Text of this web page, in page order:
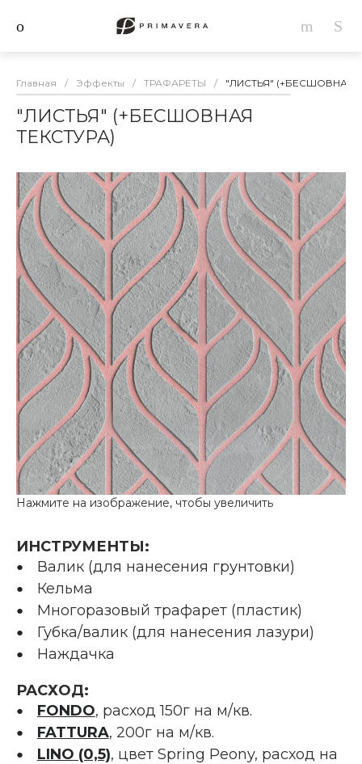
Главная / Эффекты / ТРАФАРЕТЫ / "ЛИСТЬЯ" (+БЕСШОВНАЯ
"ЛИСТЬЯ" (+БЕСШОВНАЯ
ТЕКСТУРА)
ИНСТРУМЕНТЫ:
Валик (для нанесения грунтовки)
Кельма
Многоразовый трафарет (пластик)
Губка/валик (для нанесения лазури)
Наждачка
РАСХОД:
FONDO, расход 150г на м/кв.
FATTURA, 200г на м/кв.
LINO (0,5), цвет Spring Peony, расход на